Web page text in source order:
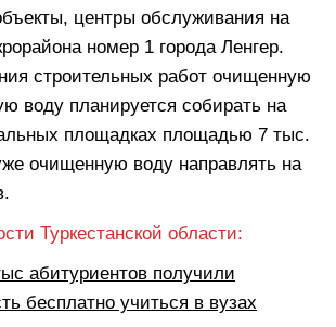
центры обслуживания на
номер 1 города Ленгер.
строительных работ очищенную
воду планируется собирать на
площадках площадью 7 тыс.
очищенную воду направлять на
Туркестанской области:
абитуриентов получили
бесплатно учиться в вузах